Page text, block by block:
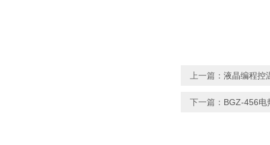
上一篇： 液晶编程控
下一篇： BGZ-456电